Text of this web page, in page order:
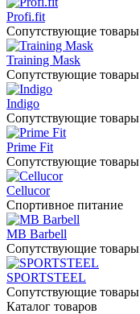
Profi.fit
Сопутствующие товары
Training Mask
Сопутствующие товары
Indigo
Сопутствующие товары
Prime Fit
Сопутствующие товары
Cellucor
Спортивное питание
MB Barbell
Сопутствующие товары
SPORTSTEEL
Сопутствующие товары
Каталог товаров